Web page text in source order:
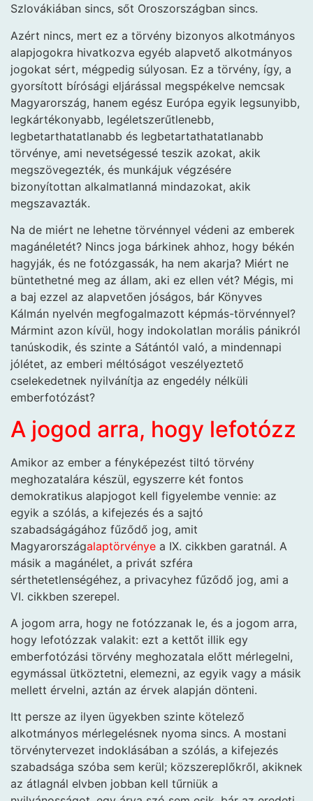
Szlovákiában sincs, sőt Oroszországban sincs.
Azért nincs, mert ez a törvény bizonyos alkotmányos
alapjogokra hivatkozva egyéb alapvető alkotmányos
jogokat sért, mégpedig súlyosan. Ez a törvény, így, a
gyorsított bírósági eljárással megspékelve nemcsak
Magyarország, hanem egész Európa egyik legsunyibb,
legkártékonyabb, legéletszerűtlenebb,
legbetarthatatlanabb és legbetartathatatlanabb
törvénye, ami nevetségessé teszik azokat, akik
megszövegezték, és munkájuk végzésére
bizonyítottan alkalmatlanná mindazokat, akik
megszavazták.
Na de miért ne lehetne törvénnyel védeni az emberek
magánéletét? Nincs joga bárkinek ahhoz, hogy békén
hagyják, és ne fotózgassák, ha nem akarja? Miért ne
büntethetné meg az állam, aki ez ellen vét? Mégis, mi
a baj ezzel az alapvetően jóságos, bár Könyves
Kálmán nyelvén megfogalmazott képmás-törvénnyel?
Mármint azon kívül, hogy indokolatlan morális pánikról
tanúskodik, és szinte a Sátántól való, a mindennapi
jólétet, az emberi méltóságot veszélyeztető
cselekedetnek nyilvánítja az engedély nélküli
emberfotózást?
A jogod arra, hogy lefotózz
Amikor az ember a fényképezést tiltó törvény
meghozatalára készül, egyszerre két fontos
demokratikus alapjogot kell figyelembe vennie: az
egyik a szólás, a kifejezés és a sajtó
szabadságágához fűződő jog, amit
Magyarországalaptörvénye a IX. cikkben garatnál. A
másik a magánélet, a privát szféra
sérthetetlenségéhez, a privacyhez fűződő jog, ami a
VI. cikkben szerepel.
A jogom arra, hogy ne fotózzanak le, és a jogom arra,
hogy lefotózzak valakit: ezt a kettőt illik egy
emberfotózási törvény meghozatala előtt mérlegelni,
egymással ütköztetni, elemezni, az egyik vagy a másik
mellett érvelni, aztán az érvek alapján dönteni.
Itt persze az ilyen ügyekben szinte kötelező
alkotmányos mérlegelésnek nyoma sincs. A mostani
törvénytervezet indoklásában a szólás, a kifejezés
szabadsága szóba sem kerül; közszereplőkről, akiknek
az átlagnál elvben jobban kell tűrniük a